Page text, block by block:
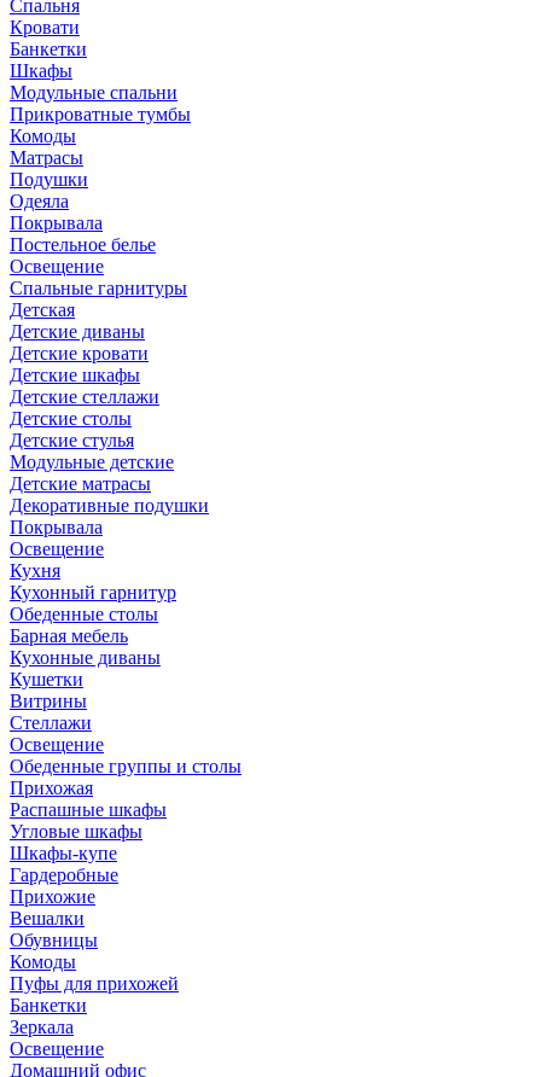
Спальня
Кровати
Банкетки
Шкафы
Модульные спальни
Прикроватные тумбы
Комоды
Матрасы
Подушки
Одеяла
Покрывала
Постельное белье
Освещение
Спальные гарнитуры
Детская
Детские диваны
Детские кровати
Детские шкафы
Детские стеллажи
Детские столы
Детские стулья
Модульные детские
Детские матрасы
Декоративные подушки
Покрывала
Освещение
Кухня
Кухонный гарнитур
Обеденные столы
Барная мебель
Кухонные диваны
Кушетки
Витрины
Стеллажи
Освещение
Обеденные группы и столы
Прихожая
Распашные шкафы
Угловые шкафы
Шкафы-купе
Гардеробные
Прихожие
Вешалки
Обувницы
Комоды
Пуфы для прихожей
Банкетки
Зеркала
Освещение
Домашний офис